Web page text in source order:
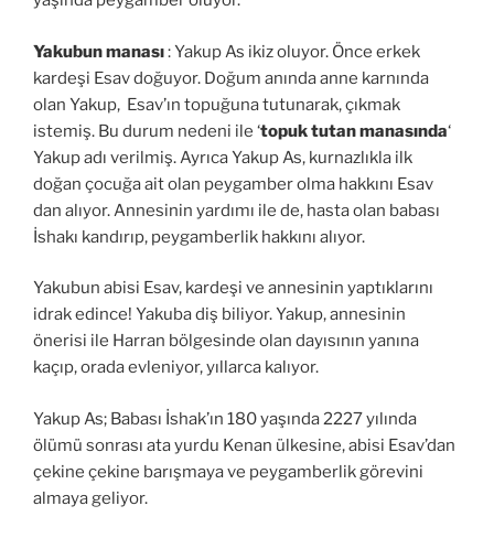
Yakubun manası: Yakup As ikiz oluyor. Önce erkek
kardeşi Esav doğuyor. Doğum anında anne karnında
olan Yakup, Esav’ın topuğuna tutunarak, çıkmak
istemiş. Bu durum nedeni ile ‘topuk tutan manasında‘
Yakup adı verilmiş. Ayrıca Yakup As, kurnazlıkla ilk
doğan çocuğa ait olan peygamber olma hakkını Esav
dan alıyor. Annesinin yardımı ile de, hasta olan babası
İshakı kandırıp, peygamberlik hakkını alıyor.
Yakubun abisi Esav, kardeşi ve annesinin yaptıklarını
idrak edince! Yakuba diş biliyor. Yakup, annesinin
önerisi ile Harran bölgesinde olan dayısının yanına
kaçıp, orada evleniyor, yıllarca kalıyor.
Yakup As; Babası İshak’ın 180 yaşında 2227 yılında
ölümü sonrası ata yurdu Kenan ülkesine, abisi Esav’dan
çekine çekine barışmaya ve peygamberlik görevini
almaya geliyor.